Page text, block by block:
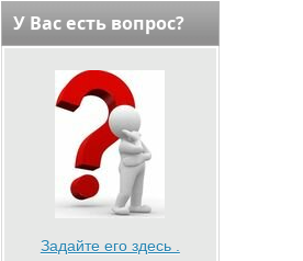
У Вас есть вопрос?
Задайте его здесь .